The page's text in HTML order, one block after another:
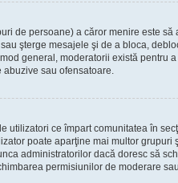
de persoane) a căror menire este
şterge mesajele şi de a bloca,
general, moderatorii există pentru
abuzive sau ofensatoare.
utilizatori ce împart comunitatea în
poate aparţine mai multor grupuri
administratorilor dacă doresc să
permisiunilor de moderare